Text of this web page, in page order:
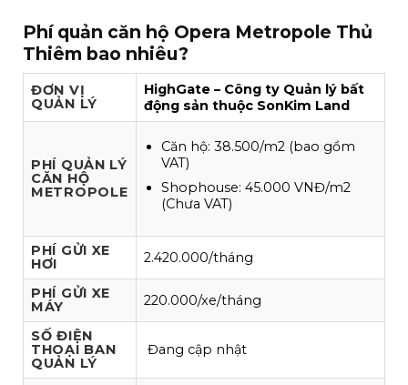
Phí quản căn hộ Opera Metropole Thủ
Thiêm bao nhiêu?
ĐƠN VỊ
QUẢN LÝ
HighGate – Công ty Quản lý bất
động sản thuộc SonKim Land
PHÍ QUẢN LÝ
CĂN HỘ
METROPOLE
Căn hộ: 38.500/m2 (bao gồm
VAT)
Shophouse: 45.000 VNĐ/m2
(Chưa VAT)
PHÍ GỬI XE
HƠI
2.420.000/tháng
PHÍ GỬI XE
MÁY
220.000/xe/tháng
SỐ ĐIỆN
THOẠI BAN
QUẢN LÝ
Đang cập nhật